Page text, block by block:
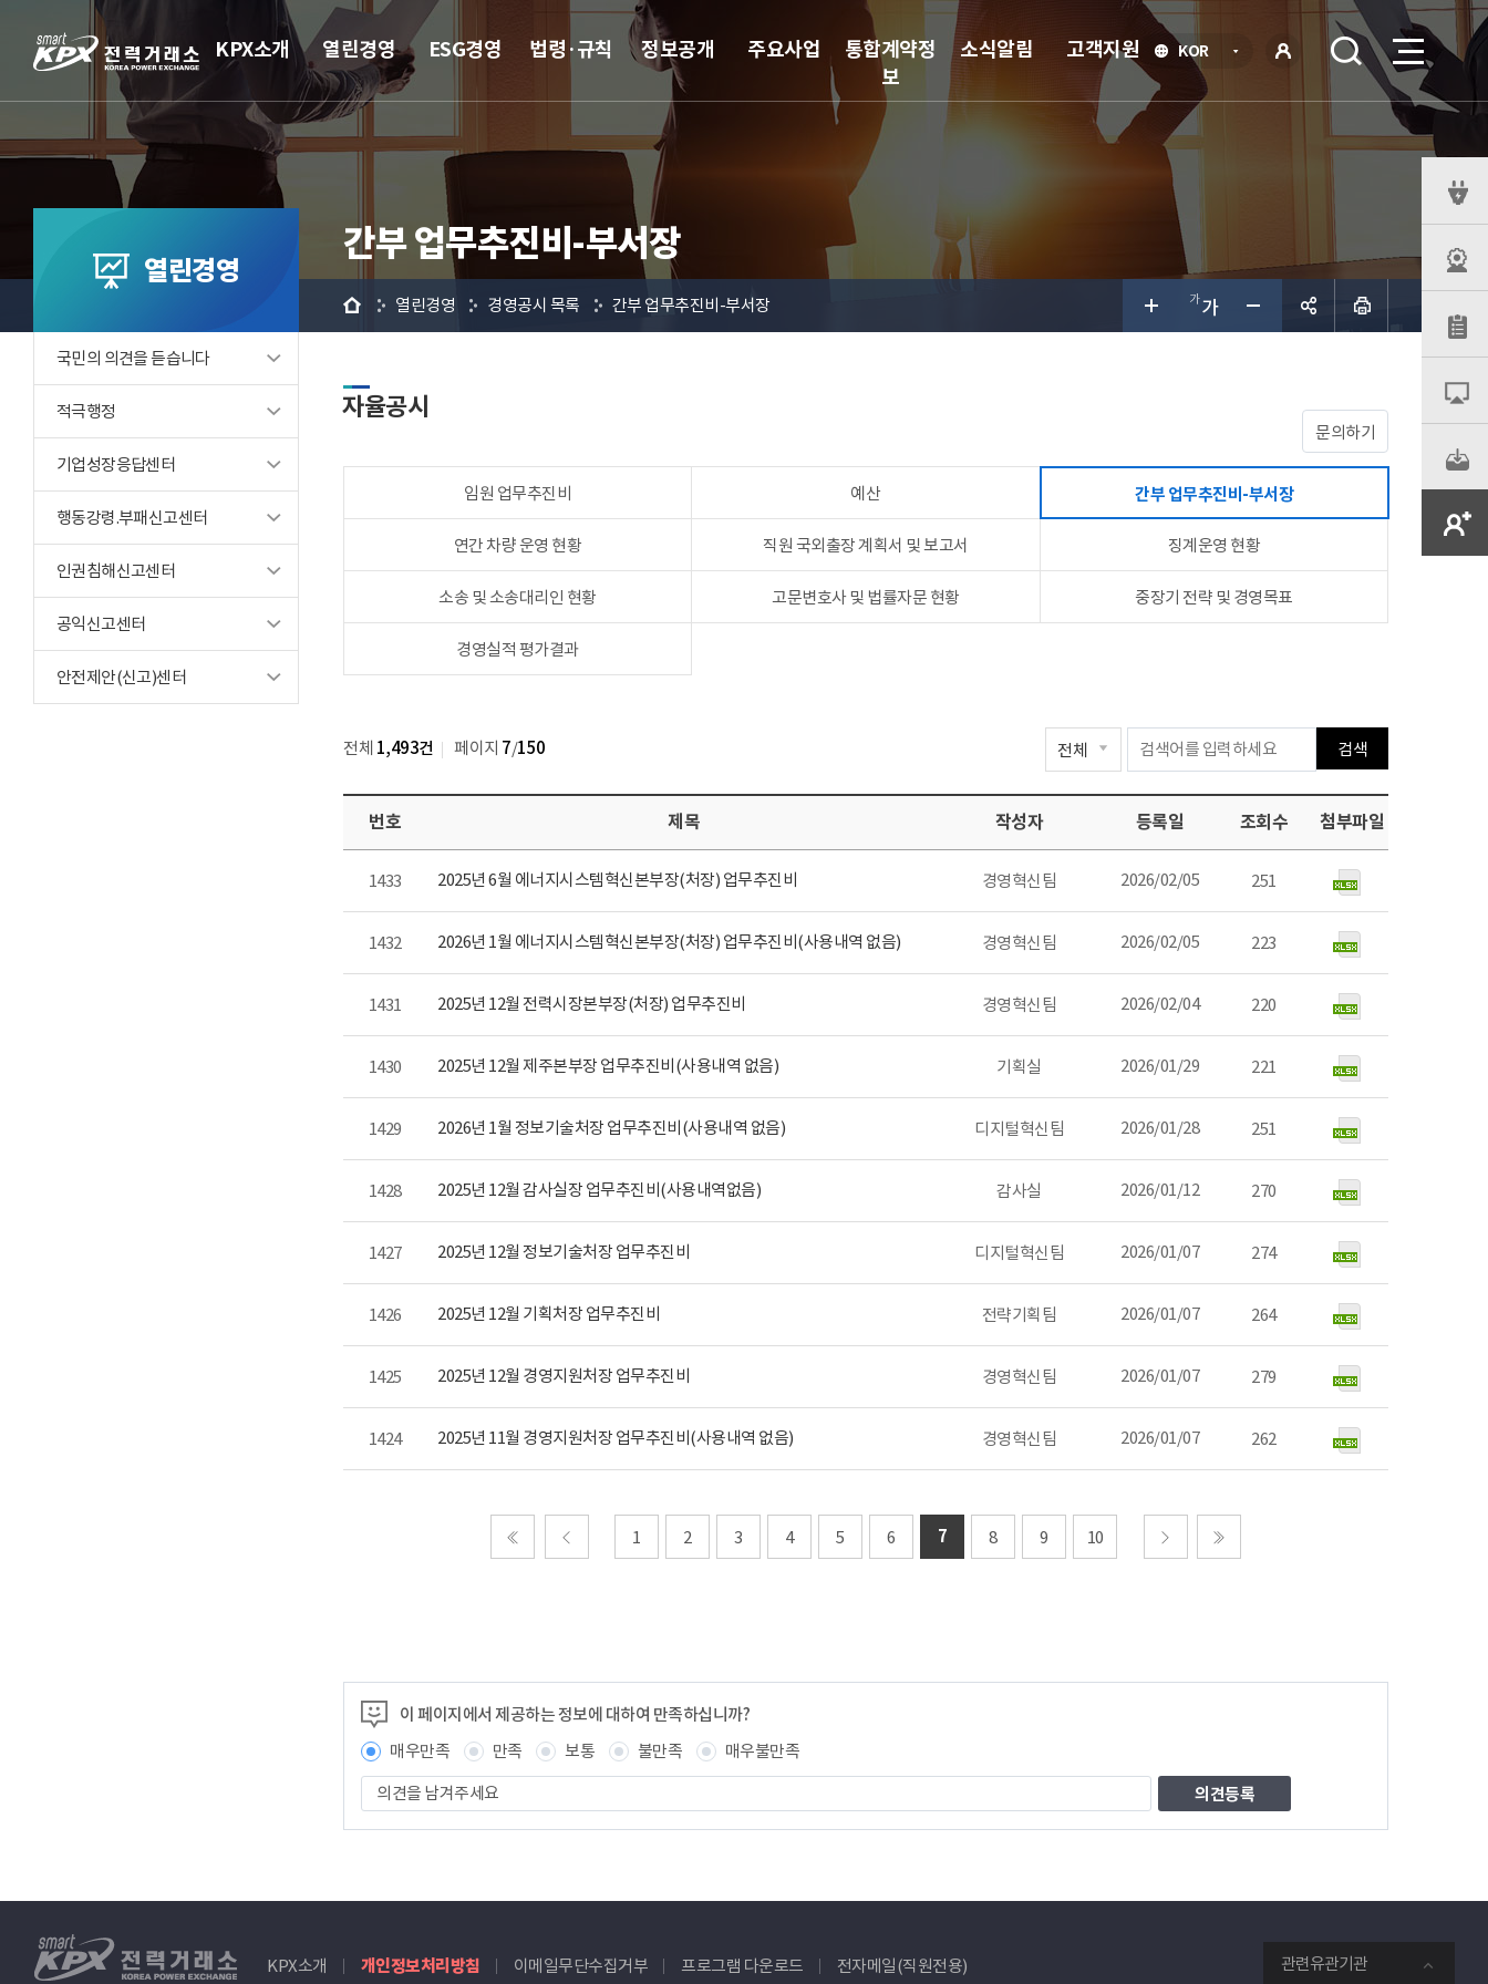
KOR언
선
그인
KPX소개 열린경영 ESG경영 법령·규칙 정보공개 주요사업
통합계약정
보
소식알림 고객지원
열린경영
국민의 의견을 듣습니다
적극행정
기업성장응답센터
행동강령.부패신고센터
인권침해신고센터
공익신고센터
안전제안(신고)센터
간부 업무추진비-부서장
홈 열린경영 경영공시 목록 간부 업무추진비-부서장
문의하기
자율공시
임원 업무추진비 예산 간부 업무추진비-부서장
연간 차량 운영 현황 직원 국외출장 계획서 및 보고서 징계운영 현황
소송 및 소송대리인 현황 고문변호사 및 법률자문 현황 중장기 전략 및 경영목표
경영실적 평가결과
검색
전체 1,493건 페이지 7/150
번호 제목 작성자 등록일 조회수 첨부파일
1433 2025년 6월 에너지시스템혁신본부장(처장) 업무추진비 경영혁신팀 2026/02/05 251
1432 2026년 1월 에너지시스템혁신본부장(처장) 업무추진비(사용내역 없음) 경영혁신팀 2026/02/05 223
1431 2025년 12월 전력시장본부장(처장) 업무추진비 경영혁신팀 2026/02/04 220
1430 2025년 12월 제주본부장 업무추진비(사용내역 없음) 기획실 2026/01/29 221
1429 2026년 1월 정보기술처장 업무추진비(사용내역 없음) 디지털혁신팀 2026/01/28 251
1428 2025년 12월 감사실장 업무추진비(사용내역없음) 감사실 2026/01/12 270
1427 2025년 12월 정보기술처장 업무추진비 디지털혁신팀 2026/01/07 274
1426 2025년 12월 기획처장 업무추진비 전략기획팀 2026/01/07 264
1425 2025년 12월 경영지원처장 업무추진비 경영혁신팀 2026/01/07 279
1424 2025년 11월 경영지원처장 업무추진비(사용내역 없음) 경영혁신팀 2026/01/07 262
1 2 3 4 5 6 7 8 9
10
이 페이지에서 제공하는 정보에 대하여 만족하십니까?
매우만족
만족 보통 불만족
매우불만족
견
을
주
전
관련유관기관
KPX소개 개인정보처리방침 이메일무단수집거부 프로그램 다운로드 전자메일(직원전용)